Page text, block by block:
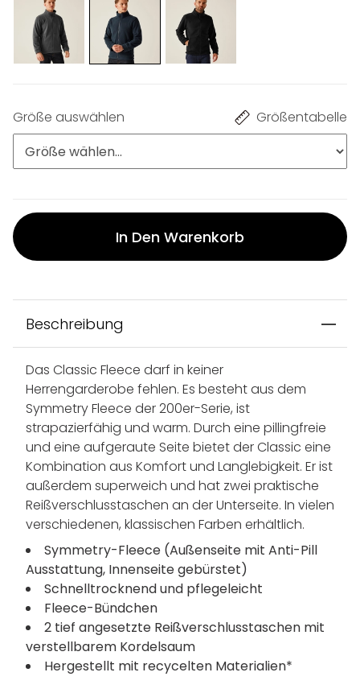
Größe auswählen Größentabelle
In Den Warenkorb
Beschreibung
Das Classic Fleece darf in keiner
Herrengarderobe fehlen. Es besteht aus dem
Symmetry Fleece der 200er-Serie, ist
strapazierfähig und warm. Durch eine pillingfreie
und eine aufgeraute Seite bietet der Classic eine
Kombination aus Komfort und Langlebigkeit. Er ist
außerdem superweich und hat zwei praktische
Reißverschlusstaschen an der Unterseite. In vielen
verschiedenen, klassischen Farben erhältlich.
Symmetry-Fleece (Außenseite mit Anti-Pill
Ausstattung, Innenseite gebürstet)
Schnelltrocknend und pflegeleicht
Fleece-Bündchen
2 tief angesetzte Reißverschlusstaschen mit
verstellbarem Kordelsaum
Hergestellt mit recycelten Materialien*